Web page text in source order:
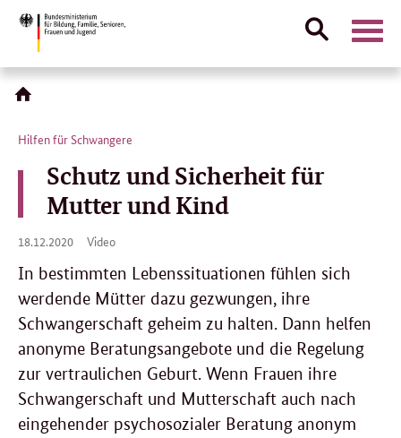
Direktlink:
Suche
Hilfen für Schwangere
Schutz und Sicherheit für
Mutter und Kind
18.12.2020 18.
2020
Video
In bestimmten Lebenssituationen fühlen sich
werdende Mütter dazu gezwungen, ihre
Schwangerschaft geheim zu halten. Dann helfen
anonyme Beratungsangebote und die Regelung
zur vertraulichen Geburt. Wenn Frauen ihre
Schwangerschaft und Mutterschaft auch nach
eingehender psychosozialer Beratung anonym